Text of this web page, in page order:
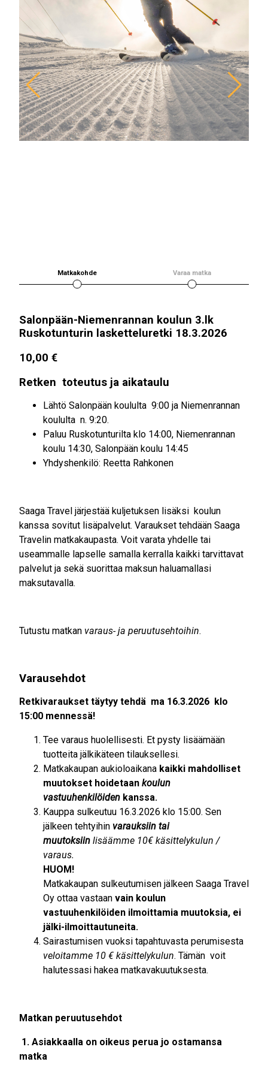
Matkakohde Varaa matka
Salonpään-Niemenrannan koulun 3.lk
Ruskotunturin lasketteluretki 18.3.2026
10,00 €
Retken toteutus ja aikataulu
Lähtö Salonpään koululta 9:00 ja Niemenrannan
koululta n. 9:20.
Paluu Ruskotunturilta klo 14:00, Niemenrannan
koulu 14:30, Salonpään koulu 14:45
Yhdyshenkilö: Reetta Rahkonen
Saaga Travel järjestää kuljetuksen lisäksi koulun
kanssa sovitut lisäpalvelut. Varaukset tehdään Saaga
Travelin matkakaupasta. Voit varata yhdelle tai
useammalle lapselle samalla kerralla kaikki tarvittavat
palvelut ja sekä suorittaa maksun haluamallasi
maksutavalla.
Tutustu matkan varaus- ja peruutusehtoihin.
Varausehdot
Retkivaraukset täytyy tehdä ma 16.3.2026 klo
15:00 mennessä!
Tee varaus huolellisesti. Et pysty lisäämään
tuotteita jälkikäteen tilauksellesi.
Matkakaupan aukioloaikana kaikki mahdolliset
muutokset hoidetaan koulun
vastuuhenkilöiden kanssa.
Kauppa sulkeutuu 16.3.2026 klo 15:00. Sen
jälkeen tehtyihin varauksiin tai
muutoksiin lisäämme 10€ käsittelykulun /
varaus.
HUOM!
Matkakaupan sulkeutumisen jälkeen Saaga Travel
Oy ottaa vastaan vain koulun
vastuuhenkilöiden ilmoittamia muutoksia, ei
jälki-ilmoittautuneita.
Sairastumisen vuoksi tapahtuvasta perumisesta
veloitamme 10 € käsittelykulun. Tämän voit
halutessasi hakea matkavakuutuksesta.
Matkan peruutusehdot
1. Asiakkaalla on oikeus perua jo ostamansa
matka